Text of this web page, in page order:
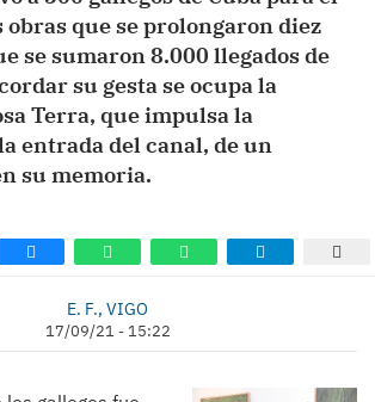
que se prolongaron diez
se sumaron 8.000 llegados de
su gesta se ocupa la
Terra, que impulsa la
entrada del canal, de un
su memoria.
E. F., VIGO
17/09/21 - 15:22